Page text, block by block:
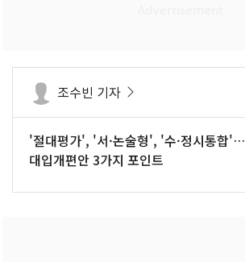
조수빈 기자
'절대평가', '서·논술형', '수·정시통합'…
대입개편안 3가지 포인트